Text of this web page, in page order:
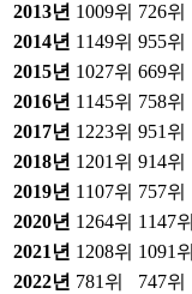
2013년 1009위 726위
2014년 1149위 955위
2015년 1027위 669위
2016년 1145위 758위
2017년 1223위 951위
2018년 1201위 914위
2019년 1107위 757위
2020년 1264위 1147위
2021 년 1208위 1091위
2022년 781위 747위